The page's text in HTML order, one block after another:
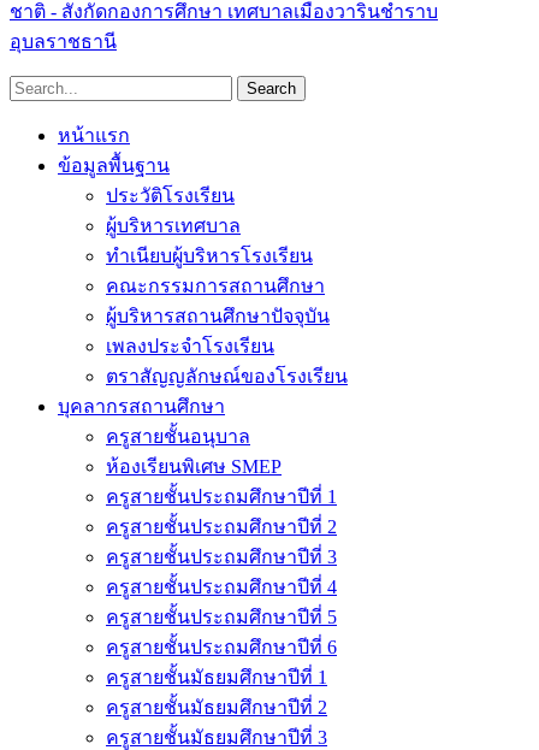
ชาติ - สังกัดกองการศึกษา เทศบาลเมืองวารินชำราบ
อุบลราชธานี
หน้าแรก
ข้อมูลพื้นฐาน
ประวัติโรงเรียน
ผู้บริหารเทศบาล
ทำเนียบผู้บริหารโรงเรียน
คณะกรรมการสถานศึกษา
ผู้บริหารสถานศึกษาปัจจุบัน
เพลงประจำโรงเรียน
ตราสัญญลักษณ์ของโรงเรียน
บุคลากรสถานศึกษา
ครูสายชั้นอนุบาล
ห้องเรียนพิเศษ SMEP
ครูสายชั้นประถมศึกษาปีที่ 1
ครูสายชั้นประถมศึกษาปีที่ 2
ครูสายชั้นประถมศึกษาปีที่ 3
ครูสายชั้นประถมศึกษาปีที่ 4
ครูสายชั้นประถมศึกษาปีที่ 5
ครูสายชั้นประถมศึกษาปีที่ 6
ครูสายชั้นมัธยมศึกษาปีที่ 1
ครูสายชั้นมัธยมศึกษาปีที่ 2
ครูสายชั้นมัธยมศึกษาปีที่ 3